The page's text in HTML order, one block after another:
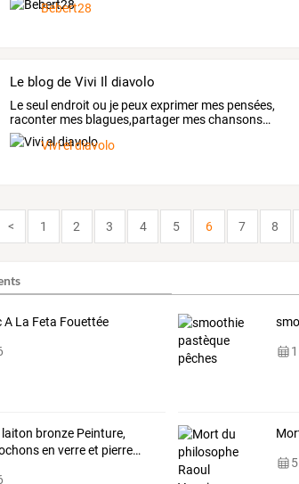
Bebert28
Le blog de Vivi Il diavolo
Leseul endroit ou je peuxexprimer mes pensées,
raconter mes blagues,partager meschansons…
Vivi el diavolo
< 1 2 3 4 5 6 7 8
La Feta Fouettée
bronzePeinture,
en verreet pierre…